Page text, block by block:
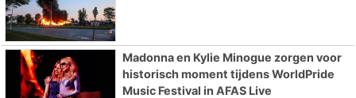
Madonna en Kylie Minogue zorgen voor
historisch moment tijdens WorldPride
Music Festival in AFAS Live